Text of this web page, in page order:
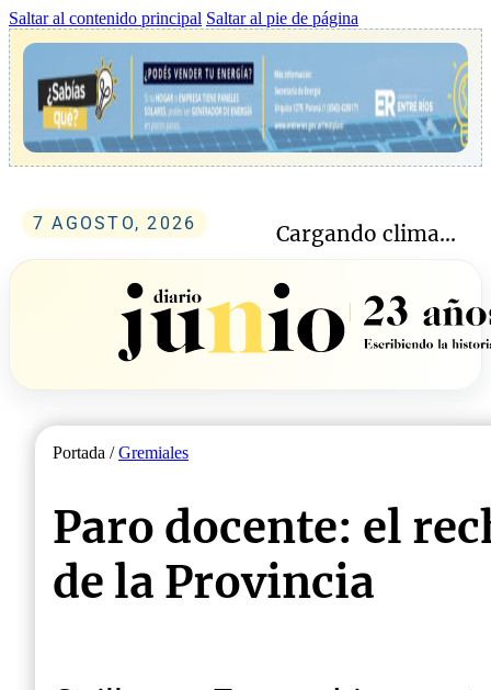
Saltar al contenido principal Saltar al pie de página
7 AGOSTO, 2026 Cargando clima...
Portada /Gremiales
Paro docente: el
de la Provincia